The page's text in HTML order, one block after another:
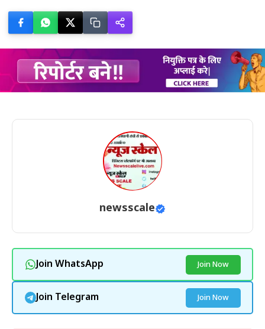
newsscale
Join WhatsApp Join Now
Join Telegram Join Now